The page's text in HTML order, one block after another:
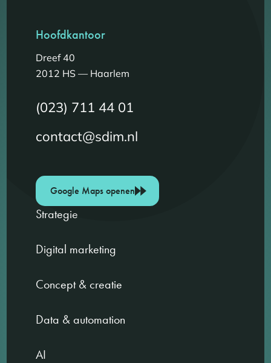
Hoofdkantoor
Dreef 40
2012 HS — Haarlem
(023) 711 44 01
contact@sdim.nl
Google Maps openen
Strategie
Digital marketing
Concept & creatie
Data & automation
AI